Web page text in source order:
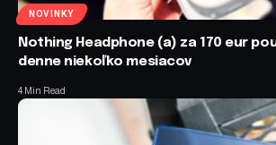
NOVINKY
Nothing Headphone (a) za 170 eur
denne niekoľko mesiacov
4 Min Read